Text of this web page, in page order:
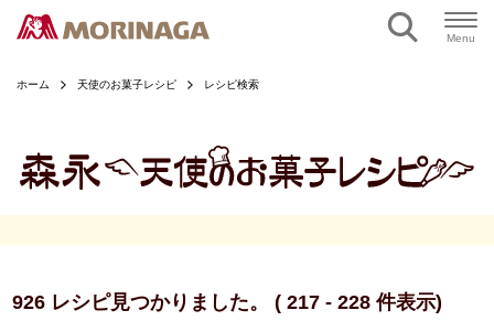
Menu
ホーム 天使のお菓子レシピ レシピ検索
926 レシピ見つかりました。 ( 217 - 228 件表示)